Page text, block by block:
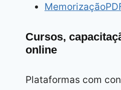
Cursos,
online
Plataformas com